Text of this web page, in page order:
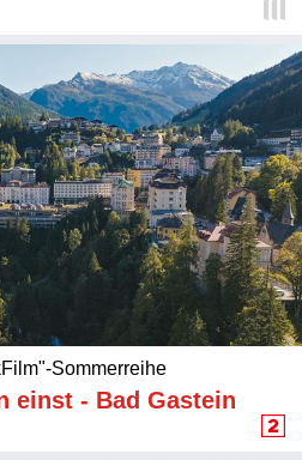
Sommerreihe
einst - Bad Gastein